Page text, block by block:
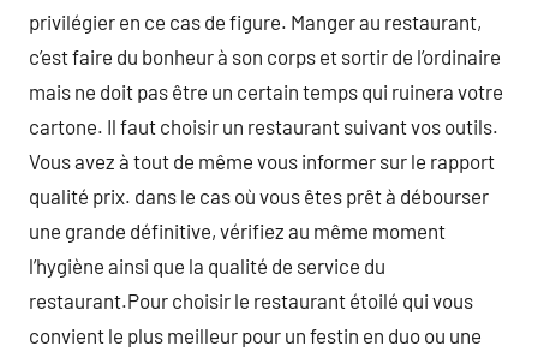
privilégier en ce cas de figure. Manger au restaurant,
c’est faire du bonheur à son corps et sortir de l’ordinaire
mais ne doit pas être un certain temps qui ruinera votre
cartone. Il faut choisir un restaurant suivant vos outils.
Vous avez à tout de même vous informer sur le rapport
qualité prix. dans le cas où vous êtes prêt à débourser
une grande définitive, vérifiez au même moment
l’hygiène ainsi que la qualité de service du
restaurant.Pour choisir le restaurant étoilé qui vous
convient le plus meilleur pour un festin en duo ou une